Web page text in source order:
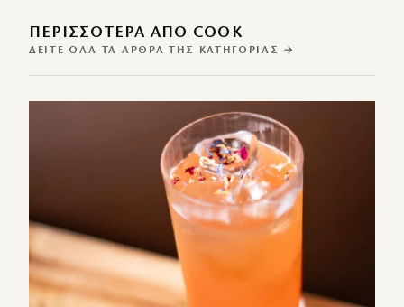
ΠΕΡΙΣΣΌΤΕΡΑ ΑΠΌ COOK
ΔΕΊΤΕ ΌΛΑ ΤΑ ΆΡΘΡΑ ΤΗΣ ΚΑΤΗΓΟΡΊΑΣ →